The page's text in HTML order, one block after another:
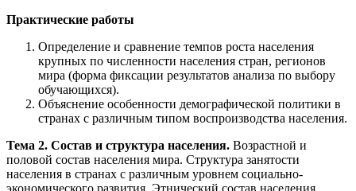
Практические работы
Определение и сравнение темпов роста населения
крупных по численности населения стран, регионов
мира (форма фиксации результатов анализа по выбору
обучающихся).
Объяснение особенности демографической политики в
странах с различным типом воспроизводства населения.
Тема 2. Состав и структура населения. Возрастной и
половой состав населения мира. Структура занятости
населения в странах с различным уровнем социально-
экономического развития. Этнический состав населения.